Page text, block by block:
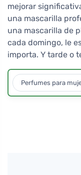
mejorar
una mascarilla
una mascarilla de
cada domingo, le
importa. Y tarde o
Perfumes para